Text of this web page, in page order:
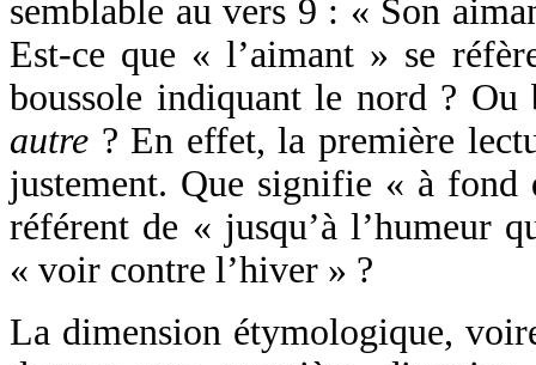
semblable au vers 9 : « Son
Est-ce que « l’aimant » se
boussole indiquant le nord ? Ou
autre ? En effet, la première
justement. Que signifie « à
référent de « jusqu’à l’humeur
« voir contre l’hiver » ?
La dimension étymologique,